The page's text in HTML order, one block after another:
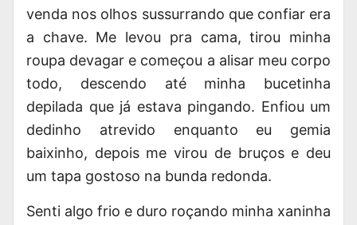
venda nos olhos sussurrando que confiar era
a chave. Me levou pra cama, tirou minha
roupa devagar e começou a alisar meu corpo
todo, descendo até minha bucetinha
depilada que já estava pingando. Enfiou um
dedinho atrevido enquanto eu gemia
baixinho, depois me virou de bruços e deu
um tapa gostoso na bunda redonda.
Senti algo frio e duro roçando minha xaninha